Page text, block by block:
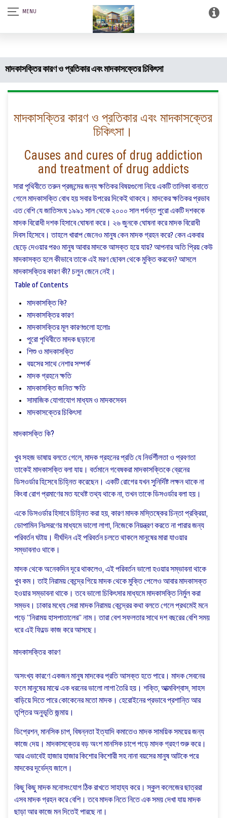
আস-সালামু আলাইকুম। SQSF-কাউন্সেলিং সেন্টার এন্ড স্মার্ট লাইব্রেরী (আত্নশুদ্ধির
সফটওয়্যার)।
মাদকাসক্তির কারণ ও প্রতিকার এবং মাদকাসক্তের চিকিৎসা
মাদকাসক্তির কারণ ও প্রতিকার এবং মাদকাসক্তের
চিকিৎসা।
Causes and cures of drug addiction
and treatment of drug addicts
সারা পৃথিবীতে তরুন প্রজন্মের জন্য ক্ষতিকর বিষয়গুলো নিয়ে একটি তালিকা বানাতে
গেলে মাদকাসক্তি বোধ হয় সবার উপরের দিকেই থাকবে। মাদকের ক্ষতিকর প্রভাব
এত বেশি যে জাতিসংঘ ১৯৯১ সাল থেকে ২০০০ সাল পর্যন্ত পুরো একটি দশককে
মাদক বিরোধী দশক হিসাবে ঘোষনা করে। ২৬ জুনকে ঘোষনা করে মাদক বিরোধী
দিবস হিসেবে। তাহলে খারাপ জেনেও মানুষ কেন মাদক গ্রহন করে? কেন একবার
ছেড়ে দেওয়ার পরও মানুষ আবার মাদকে আসক্ত হয়ে যায়? আপনার অতি প্রিয় কেউ
মাদকাসক্ত হলে কীভাবে তাকে এই মরণ ছোবল থেকে মুক্তি করবেন? আসলে
মাদকাসক্তির কারণ কী? চলুন জেনে নেই।
Table of Contents
মাদকাসক্তি কি?
মাদকাসক্তির কারণ
মাদকাসক্তির মূল কারণগুলো হলোঃ
পুরো পৃথিবীতে মাদক ছড়ানো
শিশু ও মাদকাসক্তি
বয়সের সাথে নেশার সম্পর্ক
মাদক গ্রহনে ক্ষতি
মাদকাসক্তি জনিত ক্ষতি
সামাজিক যোগাযোগ মাধ্যম ও মাদকসেবন
মাদকাসক্তের চিকিৎসা
মাদকাসক্তি কি?
খুব সহজ ভাষায় বলতে গেলে, মাদক গ্রহনের প্রতি যে নির্ভর্শীলতা ও প্রবণতা
তাকেই মাদকাসক্তি বলা যায়। বর্তমানে গবেষকরা মাদকাসক্তিকে ব্রেনের
ডিসওর্ডার হিসেবে চিহ্নিত করেছেন। একটি রোগের যখন সুনির্দিষ্ট লক্ষন থাকে না
কিংবা রোগ প্রমাণের মত যথেষ্ট তথ্য থাকে না, তখন তাকে ডিসওর্ডার বলা হয়।
একে ডিসওর্ডার হিসাবে চিহ্নিত করা হয়, কারণ মাদক মস্তিষ্কের চিন্তা প্রক্রিয়া,
ডোপামিন নিঃসরণের মাধ্যমে ভালো লাগা, নিজেকে নিয়ন্ত্রণ করতে না পারার জন্য
পরিবর্তন ঘটায়। দীর্ঘদিন এই পরিবর্তন চলতে থাকলে মানুষের মারা যাওয়ার
সম্ভাবনাও থাকে।
মাদক থেকে অনেকদিন দূরে থাকলেও, এই পরিবর্তন ভালো হওয়ার সম্ভাবনা থাকে
খুব কম। তাই নিরাময় কেন্দ্রে গিয়ে মাদক থেকে মুক্তি পেলেও আবার মাদকাসক্ত
হওয়ার সম্ভাবনা থাকে। তবে ভালো চিকিৎসার মাধ্যমে মাদকাসক্তি নির্মুল করা
সম্ভব। ঢাকার মধ্যে সেরা মাদক নিরাময় কেন্দ্রের কথা বলতে গেলে প্রথমেই মনে
পড়ে “নিরাময় হাসপাতালের” নাম। তারা বেশ সফলতার সাথে দশ বছরের বেশি সময়
ধরে এই ফিল্ডে কাজ করে আসছে।
মাদকাসক্তির কারণ
অসংখ্য কারণে একজন মানুষ মাদকের প্রতি আসক্ত হতে পারে। মাদক সেবনের
ফলে মানুষের মাঝে এক ধরনের ভালো লাগা তৈরি হয়। শক্তি, আত্মবিশ্বাস, সাহস
বাড়িয়ে দিতে পারে কোকেনের মতো মাদক। হেরোইনের প্রভাবে প্রশান্তি আর
তৃপ্তির অনুভূতি জন্মায়।
ডিপ্রেশন, মানসিক চাপ, বিষন্নতা ইত্যাদি কমাতেও মাদক সাময়িক সময়ের জন্য
কাজে দেয়। মাদকাসক্তের বড় অংশ মানসিক চাপে পড়ে মাদক গ্রহণ শুরু করে।
আর এভাবেই হাজার হাজার কিশোর কিশোরী সহ নানা বয়সের মানুষ আটকে পরে
মাদকের দূর্ভেদ্য জালে।
কিছু কিছু মাদক মনোসংযোগ ঠিক রাখতে সাহায্য করে। স্কুল কলেজের ছাত্ররা
এসব মাদক গ্রহন করে বেশি। তবে মাদক নিতে নিতে এক সময় দেখা যায় মাদক
ছাড়া আর কাজে মন দিতেই পারছে না।